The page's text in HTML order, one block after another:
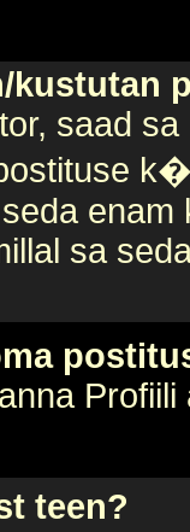
kustutan
saad
sa
Profiili
teen?